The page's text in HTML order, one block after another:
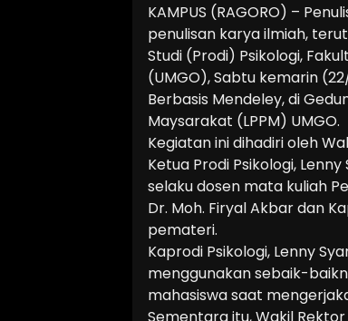
KAMPUS (RAGORO) –
penulisan karya ilmiah,
Studi (Prodi) Psikologi,
(UMGO), Sabtu kemarin
Berbasis Mendeley, di
Maysarakat (LPPM) UMGO.
Kegiatan ini dihadiri oleh
Ketua Prodi Psikologi, Lenny
selaku dosen mata kuliah
Dr. Moh. Firyal Akbar dan
pemateri.
Kaprodi Psikologi, Lenny
menggunakan sebaik-
mahasiswa saat
Sementara itu, Wakil